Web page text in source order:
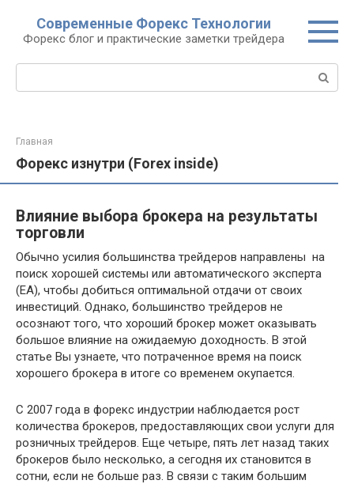
контенту
Современные Форекс Технологии
Форекс блог и практические заметки трейдера
Поиск:
Главная
Форекс изнутри (Forex inside)
Влияние выбора брокера на результаты
торговли
Обычно усилия большинства трейдеров направлены на
поиск хорошей системы или автоматического эксперта
(EA), чтобы добиться оптимальной отдачи от своих
инвестиций. Однако, большинство трейдеров не
осознают того, что хороший брокер может оказывать
большое влияние на ожидаемую доходность. В этой
статье Вы узнаете, что потраченное время на поиск
хорошего брокера в итоге со временем окупается.
С 2007 года в форекс индустрии наблюдается рост
количества брокеров, предоставляющих свои услуги для
розничных трейдеров. Еще четыре, пять лет назад таких
брокеров было несколько, а сегодня их становится в
сотни, если не больше раз. В связи с таким большим